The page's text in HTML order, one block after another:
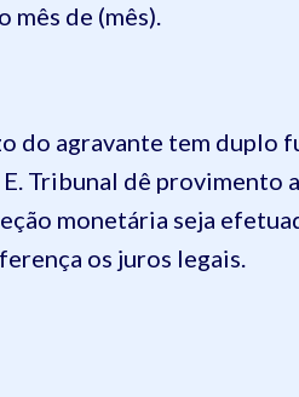
mês de (mês).
do agravante tem
Tribunal dê
monetária seja
os juros legais.